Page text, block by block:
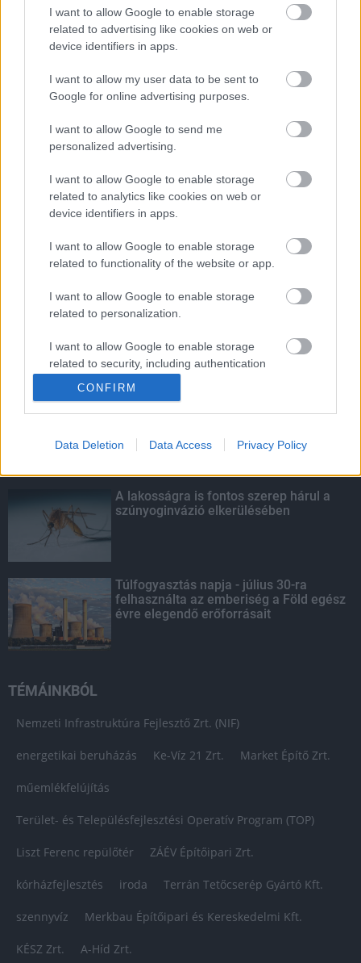
I want to allow Google to enable storage
related to advertising like cookies on web or
device identifiers in apps.
I want to allow my user data to be sent to
Google for online advertising purposes.
I want to allow Google to send me
personalized advertising.
I want to allow Google to enable storage
related to analytics like cookies on web or
device identifiers in apps.
I want to allow Google to enable storage
related to functionality of the website or app.
I want to allow Google to enable storage
related to personalization.
I want to allow Google to enable storage
related to security, including authentication
CONFIRM
Data Deletion Data Access Privacy Policy
Szakirányú továbbképzésekkel segíti
idén is a társadalmi kihívások
leküzdését a Gál Ferenc Egyetem
Túlfogyasztás napja - július 30-ra
felhasználta az emberiség a Föld egész
évre elegendő erőforrásait
Ingyenes hepatitis C-szűrés lesz az
KIEMELT
Szakirányú továbbképzésekkel segíti
leküzdését a Gál Ferenc Egyetem
A lakosságra is fontos szerep hárul a
szúnyoginvázió elkerülésében
Túlfogyasztás napja - július 30-ra
felhasználta az emberiség a Föld egész
évre elegendő erőforrásait
TÉMÁINKBÓL
Nemzeti Infrastruktúra Fejlesztő Zrt. (NIF)
energetikai beruházás Ke-Víz 21 Zrt. Market Építő Zrt.
műemlékfelújítás
Terület- és Településfejlesztési Operatív Program (TOP)
Liszt Ferenc repülőtér ZÁÉV Építőipari Zrt.
kórházfejlesztés iroda Terrán Tetőcserép Gyártó Kft.
szennyvíz Merkbau Építőipari és Kereskedelmi Kft.
KÉSZ Zrt. A-Híd Zrt.